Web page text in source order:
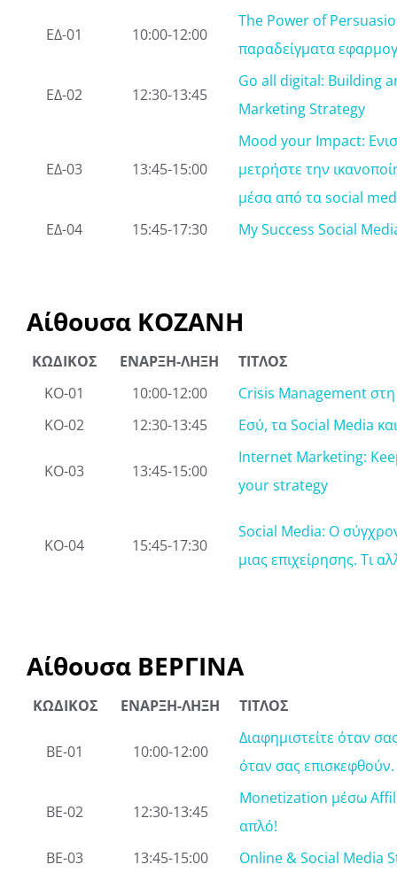
ΕΔ-01 10:00-12:00
The Power of
παραδείγματα
ΕΔ-02 12:30-13:45
Go all digital: Building
Marketing Strategy
ΕΔ-03 13:45-15:00
Mood your Impact:
μετρήστε την
μέσα από τα social
ΕΔ-04
15:45-17:30 My Success Social
Αίθουσα ΚΟΖΑΝΗ
ΚΩΔΙΚΟΣ ΕΝΑΡΞΗ-ΛΗΞΗ
ΤΙΤΛΟΣ
ΚΟ-01
10:00-12:00
Crisis Management
ΚΟ-02
12:30-13:45 Εσύ, τα Social Media
ΚΟ-03 13:45-15:00
Internet Marketing:
your strategy
ΚΟ-04 15:45-17:30
Social Media: Ο
μιας επιχείρησης. Τι
Αίθουσα ΒΕΡΓΙΝΑ
ΚΩΔΙΚΟΣ ΕΝΑΡΞΗ-ΛΗΞΗ ΤΙΤΛΟΣ
ΒΕ-01 10:00-12:00
Διαφημιστείτε όταν
όταν σας επισκεφθούν.
ΒΕ-02 12:30-13:45
Monetization μέσω
απλό!
ΒΕ-03
13:45-15:00
Online & Social Media